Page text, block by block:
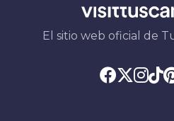
El sitio web oficial de